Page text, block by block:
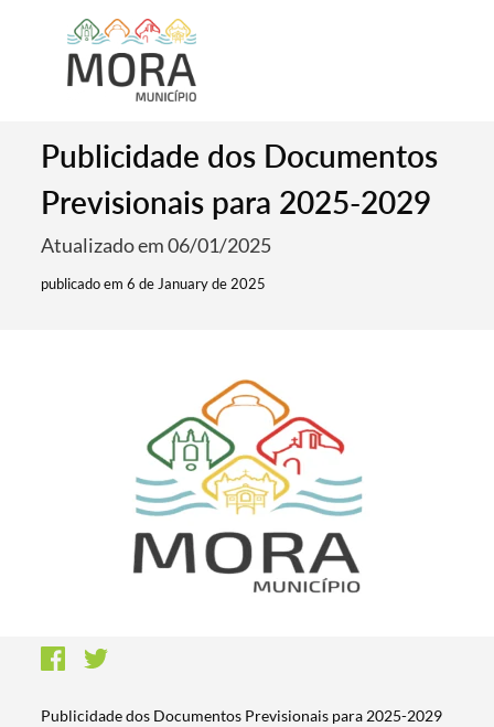
Publicidade dos Documentos
Previsionais para 2025-2029
Atualizado em 06/01/2025
publicado em 6 de January de 2025
Publicidade dos Documentos Previsionais para 2025-2029